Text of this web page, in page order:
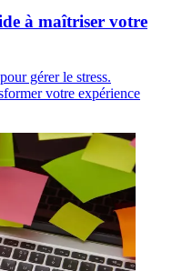
à maîtriser votre
gérer le stress.
votre expérience